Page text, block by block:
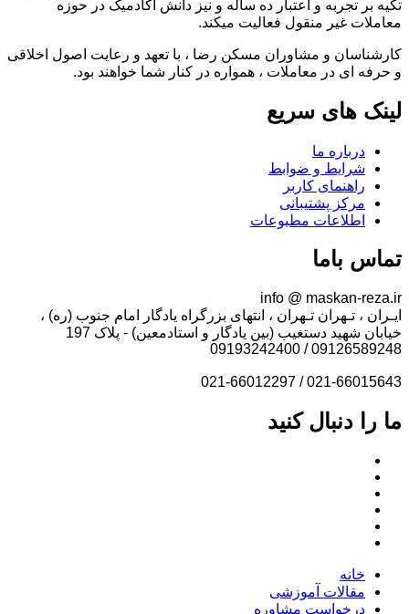
تکیه بر تجربه و اعتبار ده ساله و نیز دانش آکادمیک در حوزه
معاملات غیر منقول فعالیت میکند.
کارشناسان و مشاوران مسکن رضا ، با تعهد و رعایت اصول اخلاقی
و حرفه ای در معاملات ، همواره در کنار شما خواهند بود.
لینک های سریع
درباره ما
شرایط و ضوابط
راهنمای کاربر
مرکز پشتیبانی
اطلاعات مطبوعات
تماس باما
info @ maskan-reza.ir
ایـران ، تـهران تـهران ، انتهای بزرگراه یادگار امام جنوب (ره) ،
خیابان شهید دستغیب (بین یادگار و استادمعین) - پلاک 197
09126589248 / 09193242400
021-66015643 / 021-66012297
ما را دنبال کنید
خانه
مقالات آموزشی
درخواست مشاوره